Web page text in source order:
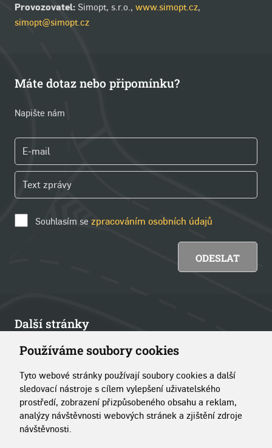
Používáme soubory cookies
Tyto webové stránky používají soubory cookies a další
sledovací nástroje s cílem vylepšení uživatelského
prostředí, zobrazení přizpůsobeného obsahu a reklam,
analýzy návštěvnosti webových stránek a zjištění zdroje
návštěvnosti.
Provozovatel: Simopt, s.r.o., www.simopt.cz,
simopt@simopt.cz
Máte dotaz nebo připomínku?
Napište nám
Souhlasím se zpracováním osobních údajů
Další stránky
Články
Kontakt
O portálu